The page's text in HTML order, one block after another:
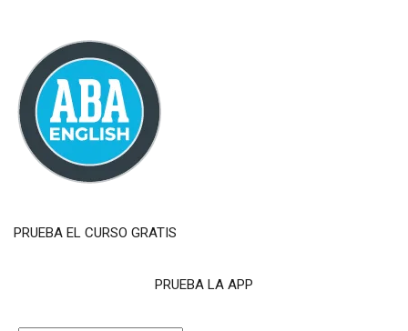
PRUEBA EL CURSO GRATIS
PRUEBA LA APP